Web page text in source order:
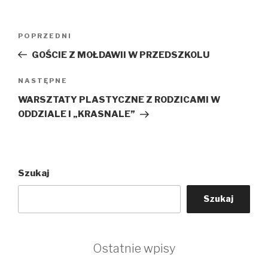
wpisu
Poprzedni
wpis
POPRZEDNI
GOŚCIE Z MOŁDAWII W PRZEDSZKOLU
Następny
wpis
NASTĘPNE
WARSZTATY PLASTYCZNE Z RODZICAMI W
ODDZIALE I „KRASNALE”
Szukaj
Szukaj
Ostatnie wpisy